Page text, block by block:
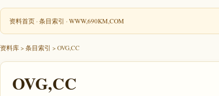
资料首页 ·条目索引 ·WWW,690KM,COM
资料库>条目索引 > OVG,CC
OVG,CC